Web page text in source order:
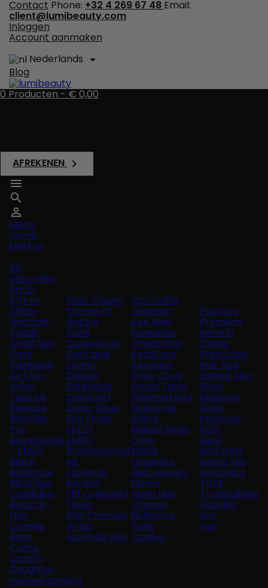
Contact Phone: +32 4 269 67 48 Email:
client@lumibeauty.com
Inloggen
Account aanmaken
Nederlands 
Blog
0 Producten - € 0,00
AFREKENEN 



Menu
Home
Merken
60
secondes
Em2h
Affirm
Alikay
Naturals
Agadir
Ambi Skin
Care
ApHogee
As I Am
Avlon
Texture
Release
Babyliss
Pro
Biopeptides
- EM2H
Black
Radiance
Blind'age
Capillaire
Boost K-
Hair
Camille
Rose
Cantu
Carol's
Daughter
Civic Cream
Creme Of
Nature
Curls
CurlyWorld
Dark and
Lovely
Design
Essentials
DevaCurl
Dudu-Osun
Eco Styler
EM2H
EM2H
Professionnel
Kit
Essential
Keratin
Fifty's Beauty
Floxia
Hair Therapy
Wrap
Hunvréa Skin
Izzy Coiffe
Jessicurl
Kee Mee
koreaans
smoothing
KeraCare
Keraplex
Kinky Curly
Lyscia Tanin
Gladmakend
Makari de
Suisse
Makari Bebe
Care
Mielle
Organics
Miss Jessie's
Mizani
Nano Hair
Vitamin
Nubiance
Paris
Opalya
Palmers
Premium
Keratin
Caviar
PureScalp
Hair Spa
Rafete Skin
Shea
Moisture
Shea
Moisture -
KIDS
Sibel
Skin Light
Sunny Isle
Syntonics
TGIN
Tropikalbliss
Uberliss
Unt
Yari
Haarverzorging